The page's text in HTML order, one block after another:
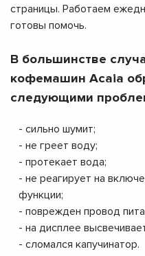
страницы. Работаем
готовы помочь.
В большинстве
кофемашин Acaia
следующими
- сильно шумит;
- не греет воду;
- протекает вода;
- не реагирует на
функции;
- поврежден провод
- на дисплее
- сломался капучинатор.